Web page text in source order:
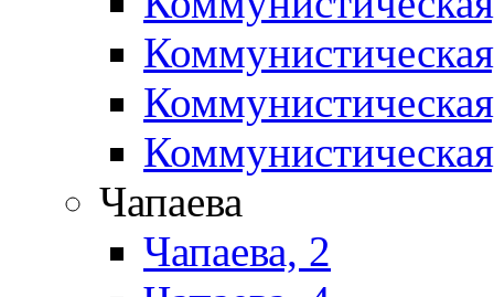
Чапаева
Чапаева, 2